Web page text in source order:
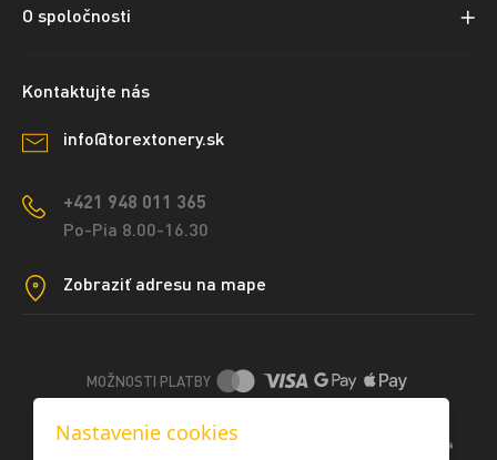
O spoločnosti
Kontaktujte nás
info@torextonery.sk
+421 948 011 365
Po-Pia 8.00-16.30
Zobraziť adresu na mape
MOŽNOSTI PLATBY
Nastavenie cookies